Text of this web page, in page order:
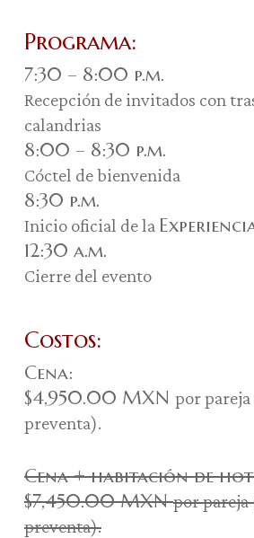
Programa:
7:30 – 8:00 p.m.
Recepción de invitados con
calandrias
8:00 – 8:30 p.m.
Cóctel de bienvenida
8:30 p.m.
Inicio oficial de la
12:30 a.m.
Cierre del evento
Costos:
Cena:
$4,950.00 MXN por
preventa).
Cena + habitación de
$7,450.00 MXNpor pareja
preventa).